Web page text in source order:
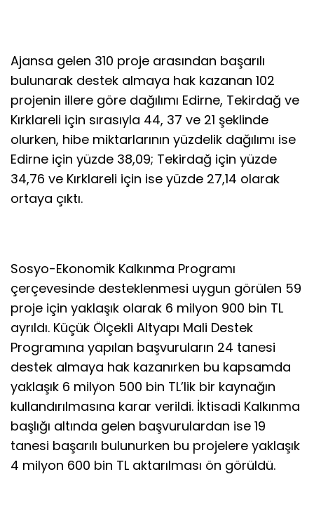
Ajansa gelen 310 proje arasından başarılı
bulunarak destek almaya hak kazanan 102
projenin illere göre dağılımı Edirne, Tekirdağ ve
Kırklareli için sırasıyla 44, 37 ve 21 şeklinde
olurken, hibe miktarlarının yüzdelik dağılımı ise
Edirne için yüzde 38,09; Tekirdağ için yüzde
34,76 ve Kırklareli için ise yüzde 27,14 olarak
ortaya çıktı.
Sosyo-Ekonomik Kalkınma Programı
çerçevesinde desteklenmesi uygun görülen 59
proje için yaklaşık olarak 6 milyon 900 bin TL
ayrıldı. Küçük Ölçekli Altyapı Mali Destek
Programına yapılan başvuruların 24 tanesi
destek almaya hak kazanırken bu kapsamda
yaklaşık 6 milyon 500 bin TL’lik bir kaynağın
kullandırılmasına karar verildi. İktisadi Kalkınma
başlığı altında gelen başvurulardan ise 19
tanesi başarılı bulunurken bu projelere yaklaşık
4 milyon 600 bin TL aktarılması ön görüldü.